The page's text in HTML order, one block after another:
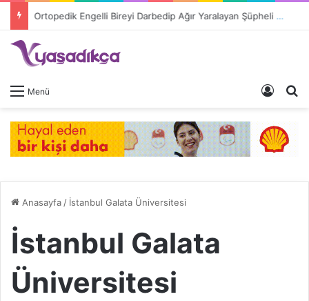
Ortopedik Engelli Bireyi Darbedip Ağır Yaralayan Şüpheli Tutuklandı
Menü Giriş
Anasayfa/ İstanbul Galata Üniversitesi
İstanbul Galata
Üniversitesi